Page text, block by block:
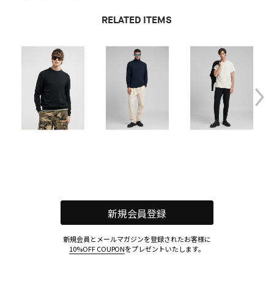
RELATED ITEMS
新規会員登録
新規会員とメールマガジンを登録されたお客様に
10%OFF COUPONをプレゼントいたします。